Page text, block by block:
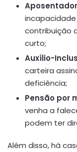
contribuição
curto;
Auxílio-
carteira
deficiência;
Pensão por
venha a
podem ter
Além disso, há